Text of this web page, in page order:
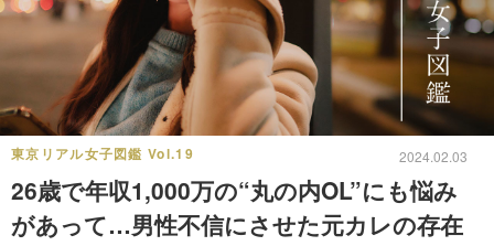
東京リアル女子図鑑 Vol.19 2024.02.03
26歳で年収1,000万の“丸の内OL”にも悩み
があって…男性不信にさせた元カレの存在